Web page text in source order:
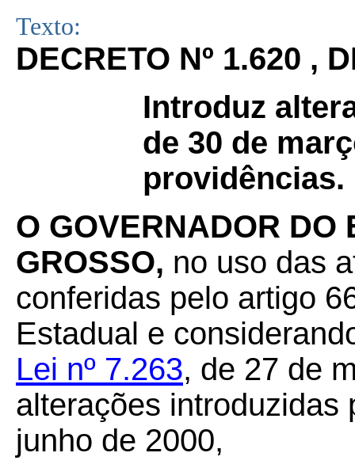
Texto:
DECRETO Nº 1.620 ,
Introduz
de 30 de
providências.
O GOVERNADOR DO
GROSSO, no uso das
conferidas pelo artigo
Estadual e
Lei nº 7.263, de 27 de
alterações introduzidas
junho de 2000,